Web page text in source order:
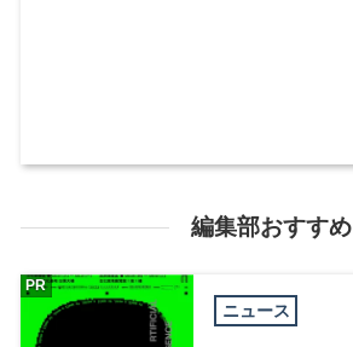
編集部おすすめ
ニュース
PR